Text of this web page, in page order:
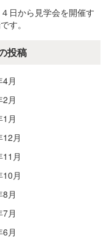
日から見学会を開催す
す。
投稿
月
月
月
月
月
月
月
月
月